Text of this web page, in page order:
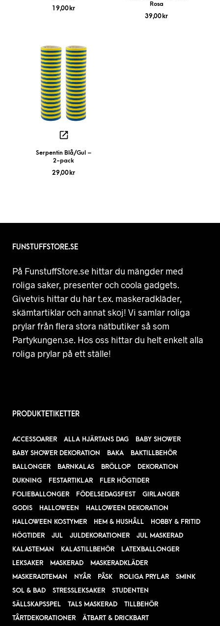
19,00 kr
Rosa
39,00 kr
Serpentin Blå/Gul –
2-pack
29,00 kr
FUNSTUFFSTORE.SE
På FunstuffStore.se hittar du mängder med
roliga saker, presenter och coola gadgets.
Givetvis hittar du här t.ex. maskeradkläder,
skämtartiklar och annat skoj! Vi samlar roliga
prylar från flera stora nätbutiker så som
Partykungen.se. Hos oss hittar du helt enkelt alla
roliga prylar på ett ställe!
PRODUKTETIKETTER
ACCESSOARER ALLA HJÄRTANS DAG
BABY SHOWER
BABY SHOWER DEKORATION
BAKA
BAKTILLBEHÖR
BALLONGER
BARNKALAS BRÖLLOP
DEKORATION
DUKNING
FESTARTIKLAR
FLER HÖGTIDER
FOLIEBALLONGER
FÖDELSEDAGSFEST
GIRLANGER
GODIS
HALLOWEEN
HALLOWEEN DEKORATION
HALLOWEEN KOSTYMER
HEM & HUSHÅLL
HOBBY & FRITID
HÖGTIDER
JUL JULDEKORATIONER
JUL MASKERAD
KALASTEMAN
KALASTILLBEHÖR
LATEXBALLONGER
LEKSAKER
MASKERAD
MASKERADKLÄDER
MASKERADTEMAN
NYÅR PÅSK ROLIGA PRYLAR
SMINK
SOL & BAD
STRESSLEKSAKER
STUDENTEN
SÄLLSKAPSSPEL
TALS MASKERAD
TILLBEHÖR
TÅRTDEKORATIONER
ÄTBART & DRICKBART